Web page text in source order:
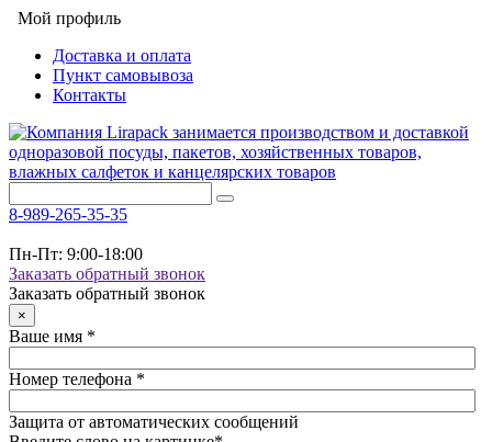
Мой профиль
Доставка и оплата
Пункт самовывоза
Контакты
8-989-265-35-35
Пн-Пт: 9:00-18:00
Заказать обратный звонок
Заказать обратный звонок
×
Ваше имя *
Номер телефона *
Защита от автоматических сообщений